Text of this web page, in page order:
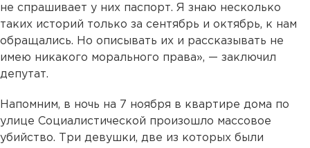
не спрашивает у них паспорт. Я знаю несколько
таких историй только за сентябрь и октябрь, к нам
обращались. Но описывать их и рассказывать не
имею никакого морального права», — заключил
депутат.
Напомним, в ночь на 7 ноября в квартире дома по
улице Социалистической произошло массовое
убийство. Три девушки, две из которых были